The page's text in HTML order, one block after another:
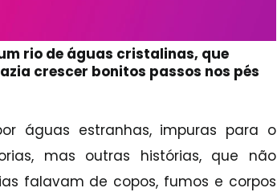
rio de águas cristalinas, que
crescer bonitos passos nos pés
águas estranhas, impuras para o
mas outras histórias, que não
falavam de copos, fumos e corpos